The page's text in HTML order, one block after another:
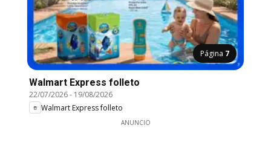
Página 7
Walmart Express folleto
22/07/2026- 19/08/2026
Walmart Express folleto
ANUNCIO